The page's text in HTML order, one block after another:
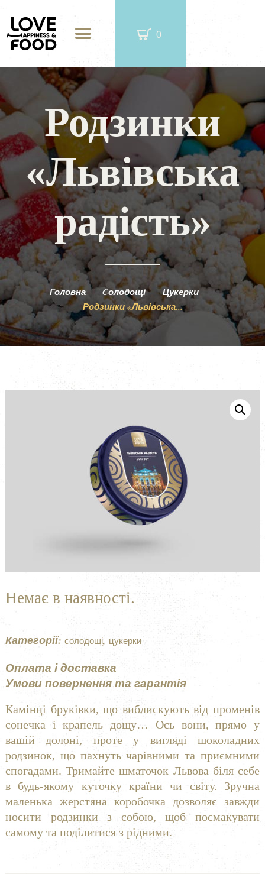
0
Родзинки
«Львівська
радість»
Головна Cолодощі
Цукерки
Родзинки «Львівська...
ЧАЙ В МЕТАЛЕВІЙ БАНЦІ
ФІРМОВА КАВА
CОЛОДОЩІ
ПОДАРУНКОВІ ЖЕРСТЯНІ БАНКИ
ПРО НАС
ОПЛАТА І ДОСТАВКА
УМОВИ ПОВЕРНЕННЯ ТА ГАРАНТІЯ
Немає в наявності.
Категорії: cолодощі, цукерки
Оплата і доставка
Умови повернення та гарантія
Камінці бруківки, що виблискують від променів
сонечка і крапель дощу… Ось вони, прямо у
вашій долоні, проте у вигляді шоколадних
родзинок, що пахнуть чарівними та приємними
спогадами. Тримайте шматочок Львова біля себе
в будь-якому куточку країни чи світу. Зручна
маленька жерстяна коробочка дозволяє завжди
носити родзинки з собою, щоб посмакувати
самому та поділитися з рідними.